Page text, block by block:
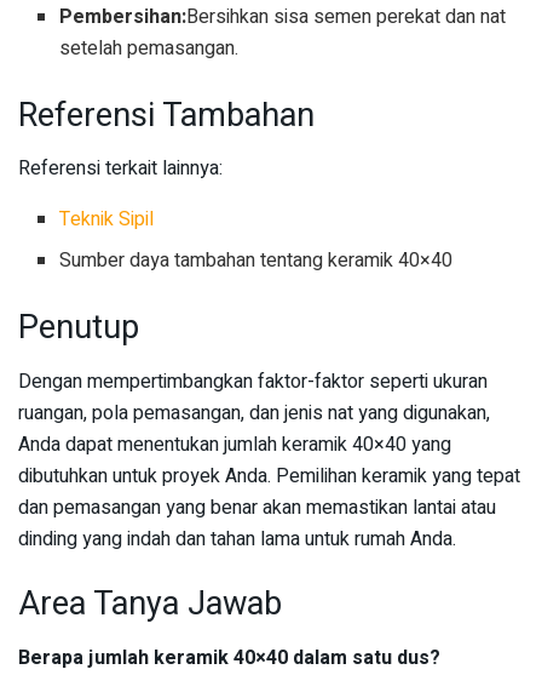
Pembersihan:Bersihkan sisa semen perekat dan nat
setelah pemasangan.
Referensi Tambahan
Referensi terkait lainnya:
Teknik Sipil
Sumber daya tambahan tentang keramik 40×40
Penutup
Dengan mempertimbangkan faktor-faktor seperti ukuran
ruangan, pola pemasangan, dan jenis nat yang digunakan,
Anda dapat menentukan jumlah keramik 40×40 yang
dibutuhkan untuk proyek Anda. Pemilihan keramik yang tepat
dan pemasangan yang benar akan memastikan lantai atau
dinding yang indah dan tahan lama untuk rumah Anda.
Area Tanya Jawab
Berapa jumlah keramik 40×40 dalam satu dus?